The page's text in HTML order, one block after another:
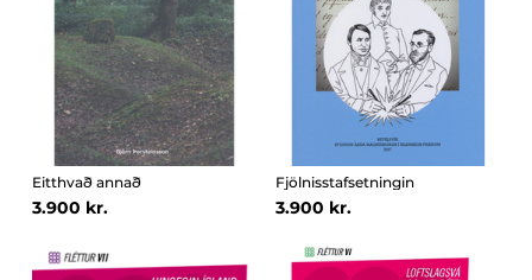
Eitthvað annað
3.900 kr.
Fjölnisstafsetningin
3.900 kr.